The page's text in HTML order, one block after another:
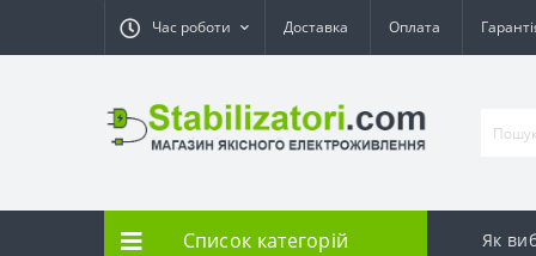
Час роботи Доставка Оплата
Список категорій Як